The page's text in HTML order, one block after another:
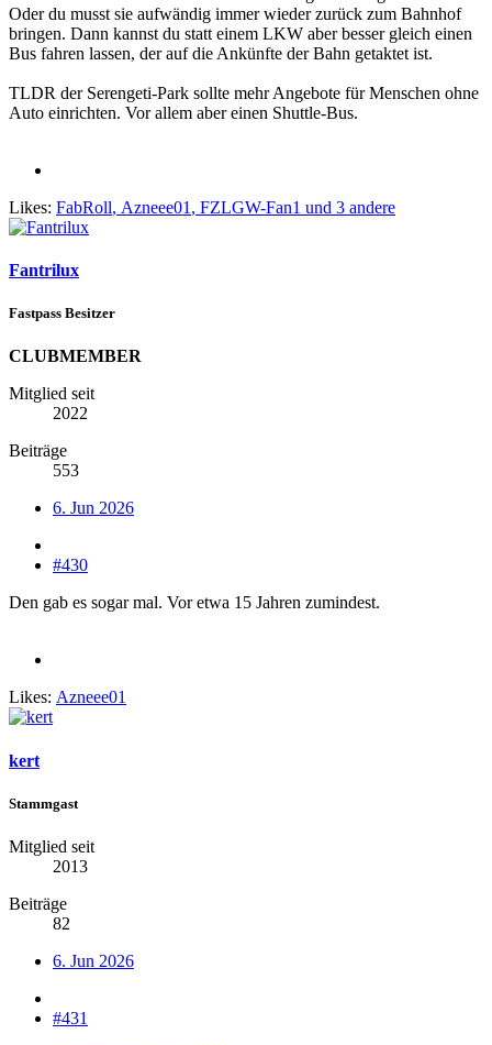
Oder du musst sie aufwändig immer wieder zurück zum Bahnhof
bringen. Dann kannst du statt einem LKW aber besser gleich einen
Bus fahren lassen, der auf die Ankünfte der Bahn getaktet ist.
TLDR der Serengeti-Park sollte mehr Angebote für Menschen ohne
Auto einrichten. Vor allem aber einen Shuttle-Bus.
Likes: FabRoll, Azneee01 , FZLGW-Fan1 und 3 andere
Fantrilux
Fastpass Besitzer
CLUBMEMBER
Mitglied seit
2022
Beiträge
553
6. Jun 2026
#430
Den gab es sogar mal. Vor etwa 15 Jahren zumindest.
Likes: Azneee01
kert
Stammgast
Mitglied seit
2013
Beiträge
82
6. Jun 2026
#431